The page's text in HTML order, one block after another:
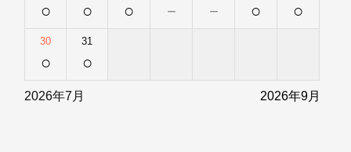
○ ○ ○ － － ○ ○
30
○
31
○
2026年7月 2026年9月